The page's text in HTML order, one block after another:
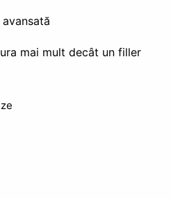
mai mult decât un filler